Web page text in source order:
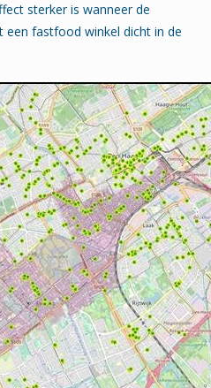
sterker is wanneer de
fastfood winkel dicht in de